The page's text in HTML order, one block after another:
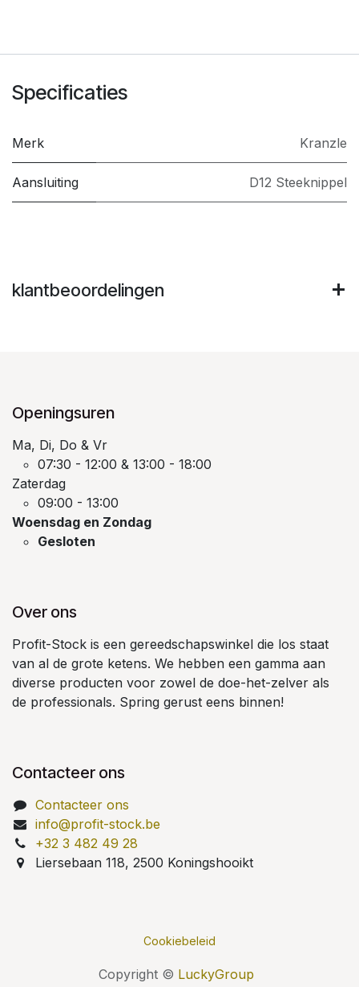
Specificaties
Merk Kranzle
Aansluiting D12 Steeknippel
klantbeoordelingen
Openingsuren
Ma, Di, Do & Vr
07:30 - 12:00 & 13:00 - 18:00
Zaterdag
09:00 - 13:00
Woensdag en Zondag
Gesloten
Over ons
Profit-Stock is een gereedschapswinkel die los staat
van al de grote ketens. We hebben een gamma aan
diverse producten voor zowel de doe-het-zelver als
de professionals. Spring gerust eens binnen!
Contacteer ons
Contacteer ons
info@profit-stock.be
+32 3 482 49 28
Liersebaan 118, 2500 Koningshooikt
Cookiebeleid
Copyright © LuckyGroup